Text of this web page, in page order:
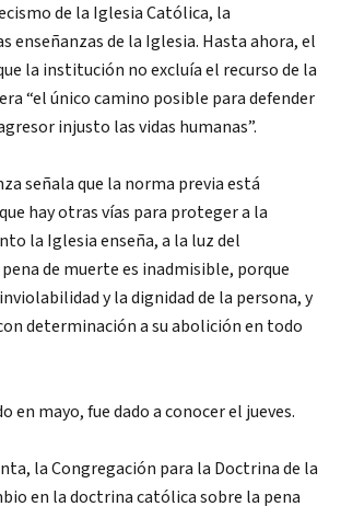
de la Iglesia Católica, la
enseñanzas de la Iglesia. Hasta ahora, el
la institución no excluía el recurso de la
“el único camino posible para defender
injusto las vidas humanas”.
señala que la norma previa está
hay otras vías para proteger a la
la Iglesia enseña, a la luz del
de muerte es inadmisible, porque
y la dignidad de la persona, y
determinación a su abolición en todo
en mayo, fue dado a conocer el jueves.
la Congregación para la Doctrina de la
en la doctrina católica sobre la pena